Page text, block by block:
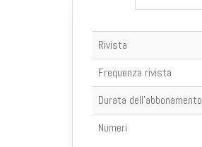
Rivista
Frequenza rivista
Durata dell'abbonamento
Numeri